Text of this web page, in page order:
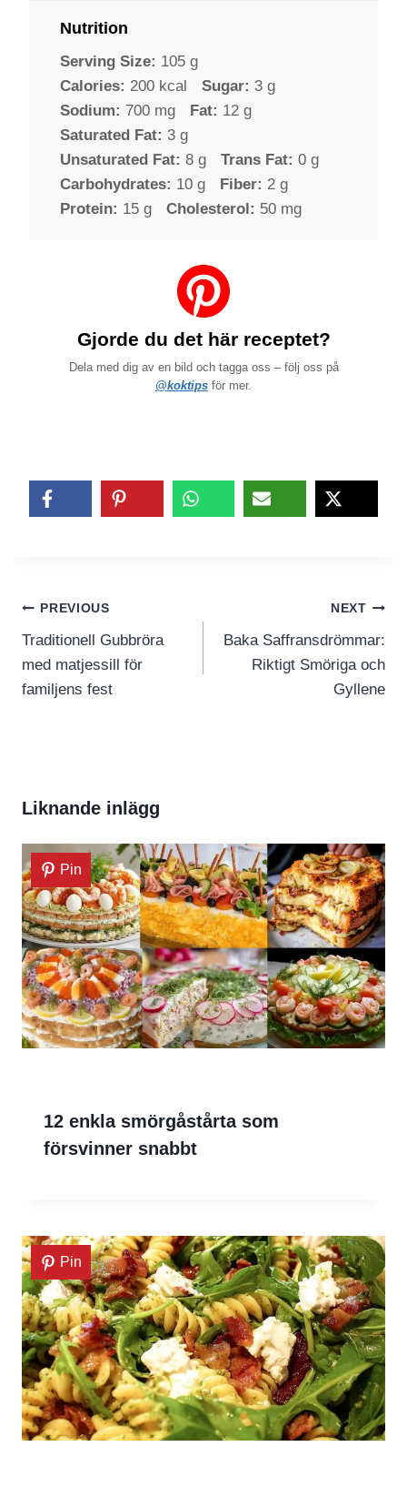
Nutrition
Serving Size: 105 g
Calories: 200 kcal Sugar: 3 g
Sodium: 700 mg Fat: 12 g
Saturated Fat: 3 g
Unsaturated Fat: 8 g Trans Fat: 0 g
Carbohydrates: 10 g Fiber: 2 g
Protein: 15 g Cholesterol: 50 mg
Gjorde du det här receptet?
Dela med dig av en bild och tagga oss – följ oss på
@koktips för mer.
Inläggsnavigering
PREVIOUS
Traditionell Gubbröra
med matjessill för
familjens fest
NEXT
Baka Saffransdrömmar:
Riktigt Smöriga och
Gyllene
Liknande inlägg
Pin
12 enkla smörgåstårta som
försvinner snabbt
Pin